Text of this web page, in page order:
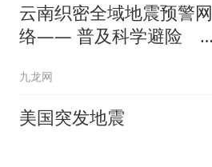
云南织密全域地震预警网
络—— 普及科学避险 筑
九龙网
美国突发地震